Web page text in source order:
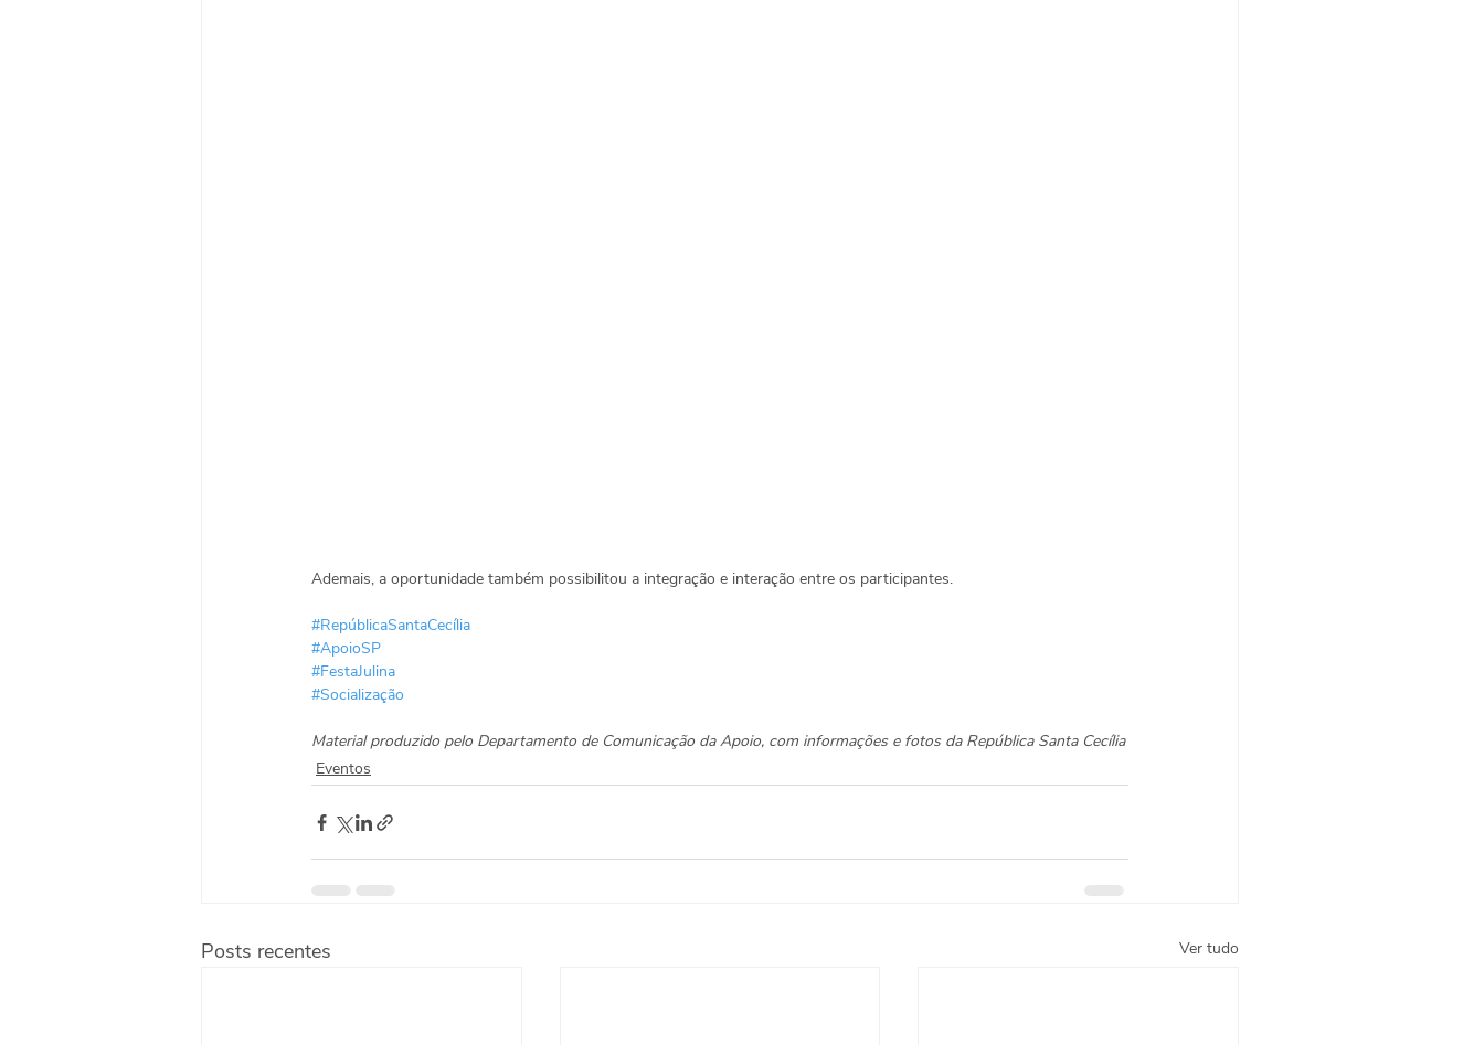
Ademais, a oportunidade também possibilitou a integração e interação entre os participantes.
#RepúblicaSantaCecília
#ApoioSP
#FestaJulina
#Socialização
Material produzido pelo Departamento de Comunicação da Apoio, com informações e fotos da República Santa Cecília
Eventos
Posts recentes Ver tudo